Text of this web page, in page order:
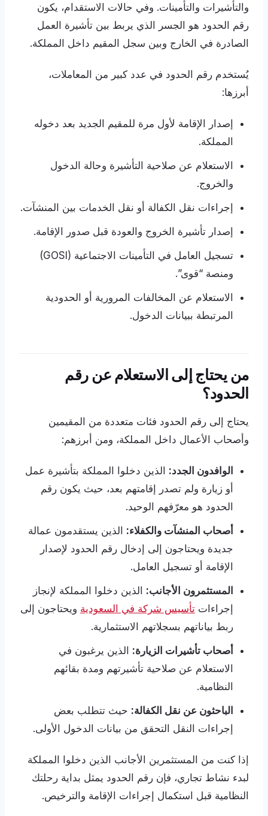
والتأشيرات والتأمينات. وفي حالات الاستقدام، يكون
رقم الحدود هو الجسر الذي يربط بين تأشيرة العمل
الصادرة في الخارج وبين سجل المقيم داخل المملكة.
يُستخدم رقم الحدود في عدد كبير من المعاملات،
أبرزها:
إصدار الإقامة لأول مرة للمقيم الجديد بعد دخوله
المملكة.
الاستعلام عن صلاحية التأشيرة وحالة الدخول
والخروج.
إجراءات نقل الكفالة أو نقل الخدمات بين المنشآت.
إصدار تأشيرة الخروج والعودة قبل صدور الإقامة.
تسجيل العامل في التأمينات الاجتماعية (GOSI)
ومنصة “قوى”.
الاستعلام عن المخالفات المرورية أو الحدودية
المرتبطة ببيانات الدخول.
من يحتاج إلى الاستعلام عن رقم
الحدود؟
يحتاج إلى رقم الحدود فئات متعددة من المقيمين
وأصحاب الأعمال داخل المملكة، ومن أبرزهم:
الوافدون الجدد: الذين دخلوا المملكة بتأشيرة عمل
أو زيارة ولم تصدر إقامتهم بعد، حيث يكون رقم
الحدود هو معرّفهم الوحيد.
أصحاب المنشآت والكفلاء: الذين يستقدمون عمالة
جديدة ويحتاجون إلى إدخال رقم الحدود لإصدار
الإقامة أو تسجيل العامل.
المستثمرون الأجانب: الذين دخلوا المملكة لإنجاز
إجراءات تأسيس شركة في السعودية ويحتاجون إلى
ربط بياناتهم بسجلاتهم الاستثمارية.
أصحاب تأشيرات الزيارة: الذين يرغبون في
الاستعلام عن صلاحية تأشيرتهم ومدة بقائهم
النظامية.
الباحثون عن نقل الكفالة: حيث تتطلب بعض
إجراءات النقل التحقق من بيانات الدخول الأولى.
إذا كنت من المستثمرين الأجانب الذين دخلوا المملكة
لبدء نشاط تجاري، فإن رقم الحدود يمثل بداية رحلتك
النظامية قبل استكمال إجراءات الإقامة والترخيص.